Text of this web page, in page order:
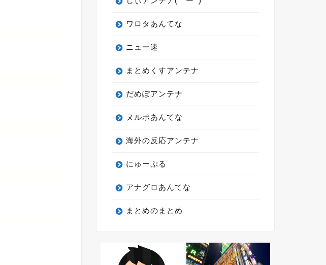
ワロタあんてな
ニュー速
まとめくすアンテナ
だめぽアンテナ
ヌルポあんてな
海外の反応アンテナ
にゅーぷる
アナグロあんてな
まとめのまとめ